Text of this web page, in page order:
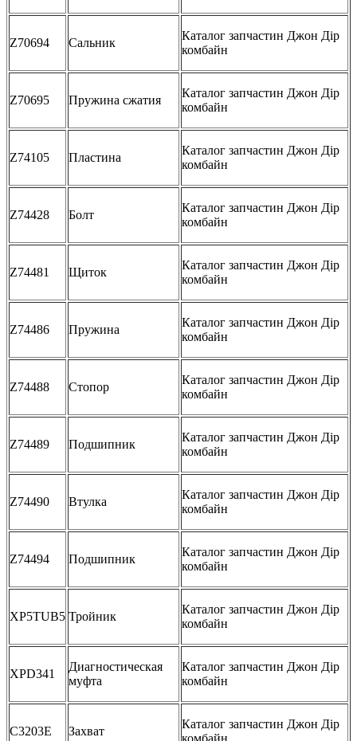
Z70694 Сальник
Каталог запчастин Джон Дір
комбайн
Z70695 Пружина сжатия
Каталог запчастин Джон Дір
комбайн
Z74105 Пластина
Каталог запчастин Джон Дір
комбайн
Z74428 Болт
Каталог запчастин Джон Дір
комбайн
Z74481 Щиток
Каталог запчастин Джон Дір
комбайн
Z74486 Пружина
Каталог запчастин Джон Дір
комбайн
Z74488 Стопор
Каталог запчастин Джон Дір
комбайн
Z74489 Подшипник
Каталог запчастин Джон Дір
комбайн
Z74490 Втулка
Каталог запчастин Джон Дір
комбайн
Z74494 Подшипник
Каталог запчастин Джон Дір
комбайн
XP5TUB5 Тройник
Каталог запчастин Джон Дір
комбайн
XPD341
Диагностическая
муфта
Каталог запчастин Джон Дір
комбайн
C3203E Захват
Каталог запчастин Джон Дір
комбайн